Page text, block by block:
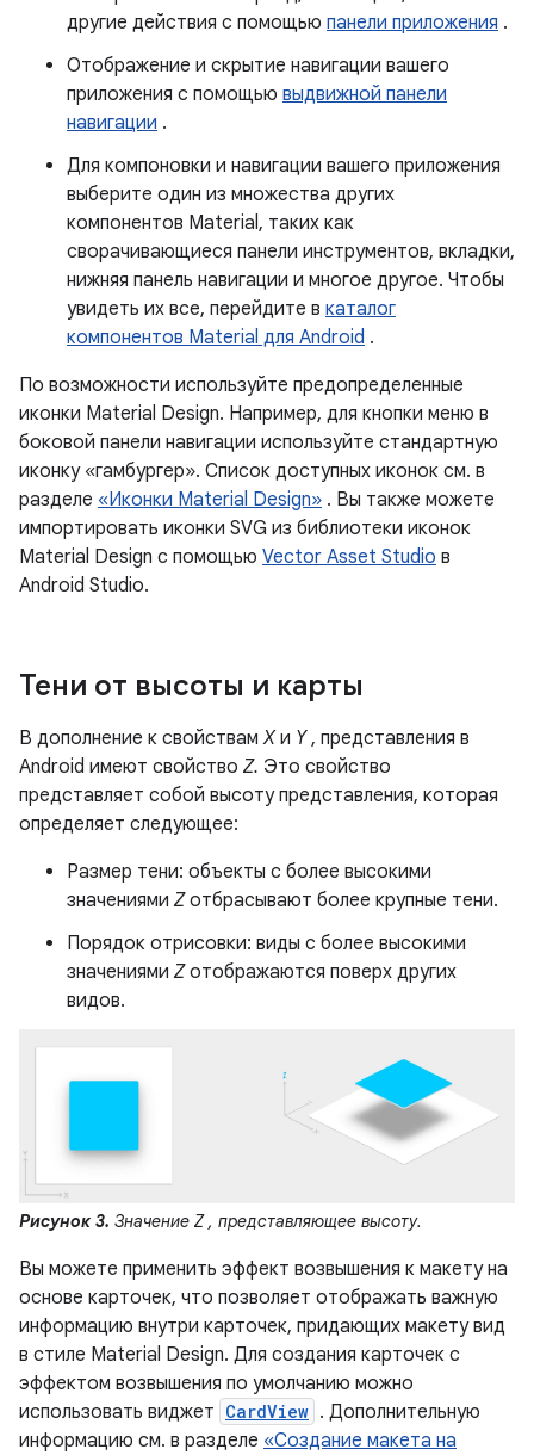
другие действия с помощью панели приложения .
Отображение и скрытие навигации вашего
приложения с помощью выдвижной панели
навигации .
Для компоновки и навигации вашего приложения
выберите один из множества других
компонентов Material, таких как
сворачивающиеся панели инструментов, вкладки,
нижняя панель навигации и многое другое. Чтобы
увидеть их все, перейдите в каталог
компонентов Material для Android .
По возможности используйте предопределенные
иконки Material Design. Например, для кнопки меню в
боковой панели навигации используйте стандартную
иконку «гамбургер». Список доступных иконок см. в
разделе «Иконки Material Design» . Вы также можете
импортировать иконки SVG из библиотеки иконок
Material Design с помощью Vector Asset Studio в
Android Studio.
Тени от высоты и карты
В дополнение к свойствамXи Y, представления в
Android имеют свойство Z. Это свойство
представляет собой высоту представления, которая
определяет следующее:
Размер тени: объекты с более высокими
значениями Zотбрасывают более крупные тени.
Порядок отрисовки: виды с более высокими
значениями Zотображаются поверх других
видов.
Рисунок 3. Значение Z, представляющее высоту.
Вы можете применить эффект возвышения к макету на
основе карточек, что позволяет отображать важную
информацию внутри карточек, придающих макету вид
в стиле Material Design. Для создания карточек с
эффектом возвышения по умолчанию можно
использовать виджет CardView . Дополнительную
информацию см. в разделе «Создание макета на